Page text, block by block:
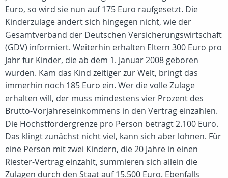
Euro, so wird sie nun auf 175 Euro raufgesetzt. Die
Kinderzulage ändert sich hingegen nicht, wie der
Gesamtverband der Deutschen Versicherungswirtschaft
(GDV) informiert. Weiterhin erhalten Eltern 300 Euro pro
Jahr für Kinder, die ab dem 1. Januar 2008 geboren
wurden. Kam das Kind zeitiger zur Welt, bringt das
immerhin noch 185 Euro ein. Wer die volle Zulage
erhalten will, der muss mindestens vier Prozent des
Brutto-Vorjahreseinkommens in den Vertrag einzahlen.
Die Höchstfördergrenze pro Person beträgt 2.100 Euro.
Das klingt zunächst nicht viel, kann sich aber lohnen. Für
eine Person mit zwei Kindern, die 20 Jahre in einen
Riester-Vertrag einzahlt, summieren sich allein die
Zulagen durch den Staat auf 15.500 Euro. Ebenfalls